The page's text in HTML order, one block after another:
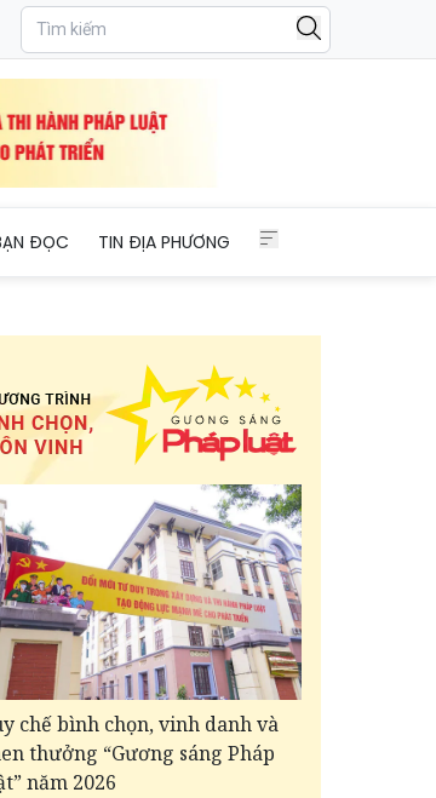
ĐỌC TIN ĐỊA PHƯƠNG
chế bình chọn, vinh danh và
thưởng “Gương sáng Pháp
năm 2026